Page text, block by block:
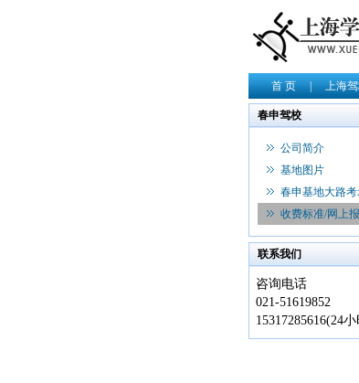
首 页|上海
春申驾校
公司简介
基地图片
春申基地大路考
收费标准/网上
联系我们
咨询电话
021-51619852
15317285616(24